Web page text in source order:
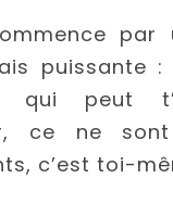
par
puissante :
qui peut
ce ne
c’est toi-